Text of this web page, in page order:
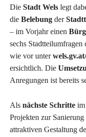
Die Stadt Wels legt
die Belebung der
– im Vorjahr einen
sechs Stadtteilumfragen
wie vor unter
ersichtlich. Die
Anregungen ist bereits
Als nächste Schritte im
Projekten zur
attraktiven Gestaltung